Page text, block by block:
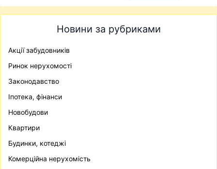
Новини за рубриками
Акції забудовників
Ринок нерухомості
Законодавство
Іпотека, фінанси
Новобудови
Квартири
Будинки, котеджі
Комерційна нерухомість